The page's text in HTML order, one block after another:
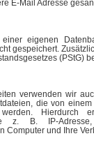
E-Mail Adresse
eigenen
gespeichert.
(PStG)
verwenden wir
die von
Hierdurch
z. B. IP-Adresse,
Computer und Ihre